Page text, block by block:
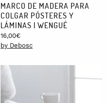
MARCO DE MADERA PARA
COLGAR PÓSTERES Y
LÁMINAS | WENGUÉ
16,00€
by Debosc